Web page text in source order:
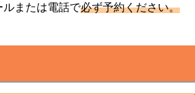
または電話で必ず予約ください。